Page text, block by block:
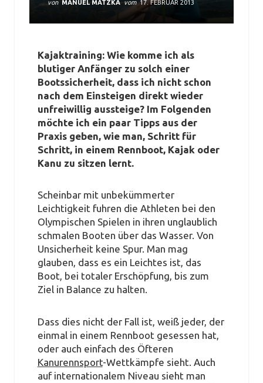
von MANUEL MATZKA vom 17. FEBRUAR 2013
Kajaktraining: Wie komme ich als
blutiger Anfänger zu solch einer
Bootssicherheit, dass ich nicht schon
nach dem Einsteigen direkt wieder
unfreiwillig aussteige? Im Folgenden
möchte ich ein paar Tipps aus der
Praxis geben, wie man, Schritt für
Schritt, in einem Rennboot, Kajak oder
Kanu zu sitzen lernt.
Scheinbar mit unbekümmerter
Leichtigkeit fuhren die Athleten bei den
Olympischen Spielen in ihren unglaublich
schmalen Booten über das Wasser. Von
Unsicherheit keine Spur. Man mag
glauben, dass es ein Leichtes ist, das
Boot, bei totaler Erschöpfung, bis zum
Ziel in Balance zu halten.
Dass dies nicht der Fall ist, weiß jeder, der
einmal in einem Rennboot gesessen hat,
oder auch einfach des Öfteren
Kanurennsport-Wettkämpfe sieht. Auch
auf internationalem Niveau sieht man